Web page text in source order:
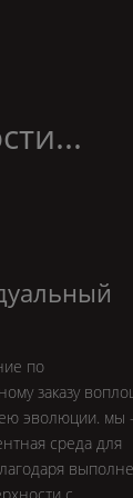
по
заказу
эволюции. мы
среда для